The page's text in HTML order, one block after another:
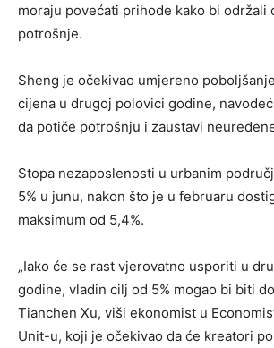
moraju povećati prihode kako bi održali
potrošnje.
Sheng je očekivao umjereno
cijena u drugoj polovici godine,
da potiče potrošnju i zaustavi
Stopa nezaposlenosti u urbanim
5% u junu, nakon što je u februaru
maksimum od 5,4%.
„Iako će se rast vjerovatno usporiti u
godine, vladin cilj od 5% mogao bi biti
Tianchen Xu, viši ekonomist u
Unit-u, koji je očekivao da će kreatori